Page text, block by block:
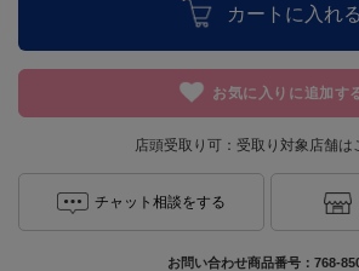
カートに入れる
お気に入りに追加す
店頭受取り可： 受取り対象店舗は
チャット相談をする
お問い合わせ商品番号： 768-